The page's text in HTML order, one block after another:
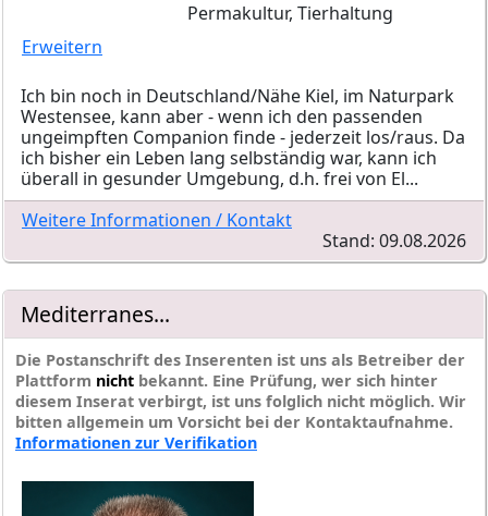
Permakultur, Tierhaltung
Erweitern
Ich bin noch in Deutschland/Nähe Kiel, im Naturpark
Westensee, kann aber - wenn ich den passenden
ungeimpften Companion finde - jederzeit los/raus. Da
ich bisher ein Leben lang selbständig war, kann ich
überall in gesunder Umgebung, d.h. frei von El...
Weitere Informationen / Kontakt
Stand: 09.08.2026
Mediterranes...
Die Postanschrift des Inserenten ist uns als Betreiber der
Plattform nicht bekannt. Eine Prüfung, wer sich hinter
diesem Inserat verbirgt, ist uns folglich nicht möglich. Wir
bitten allgemein um Vorsicht bei der Kontaktaufnahme.
Informationen zur Verifikation